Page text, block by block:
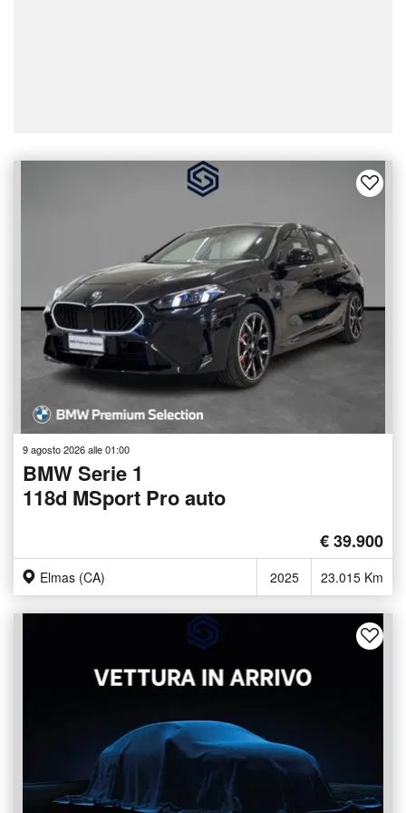
9 agosto 2026 alle 01:00
BMW Serie 1
118d MSport Pro auto
€ 39.900
Elmas (CA) 2025 23.015 Km